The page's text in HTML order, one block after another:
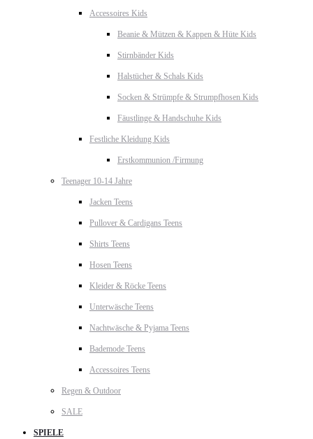
Accessoires Kids
Beanie & Mützen & Kappen & Hüte Kids
Stirnbänder Kids
Halstücher & Schals Kids
Socken & Strümpfe & Strumpfhosen Kids
Fäustlinge & Handschuhe Kids
Festliche Kleidung Kids
Erstkommunion /Firmung
Teenager 10-14 Jahre
Jacken Teens
Pullover & Cardigans Teens
Shirts Teens
Hosen Teens
Kleider & Röcke Teens
Unterwäsche Teens
Nachtwäsche & Pyjama Teens
Bademode Teens
Accessoires Teens
Regen & Outdoor
SALE
SPIELE